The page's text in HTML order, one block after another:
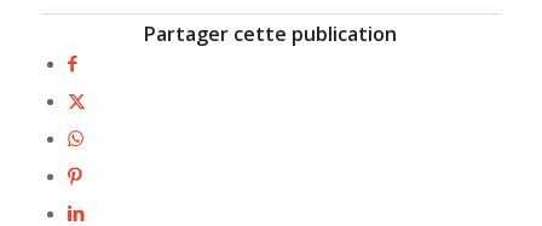
Partager cette publication